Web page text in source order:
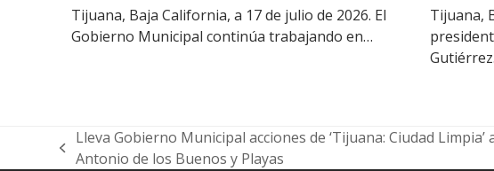
Tijuana, Baja California, a 17 de julio de 2026. El
Gobierno Municipal continúa trabajando en…
Tijuana,
previous
Lleva Gobierno Municipal acciones de ‘Tijuana: Ciudad Limpia’
Antonio de los Buenos y Playas